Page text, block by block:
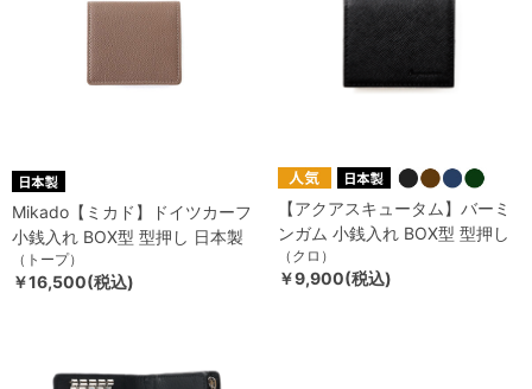
Mikado【ミカド】ドイツカーフ
小銭入れ BOX型 型押し 日本製
（トープ）
￥16,500(税込)
【アクアスキュータム】バーミ
ンガム 小銭入れ BOX型 型押し
（クロ）
￥9,900(税込)